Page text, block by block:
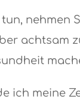
nehmen
achtsam
ich meine